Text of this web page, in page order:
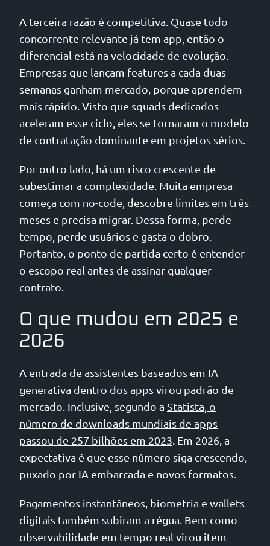
A terceira razão é competitiva. Quase todo
concorrente relevante já tem app, então o
diferencial está na velocidade de evolução.
Empresas que lançam features a cada duas
semanas ganham mercado, porque aprendem
mais rápido. Visto que squads dedicados
aceleram esse ciclo, eles se tornaram o modelo
de contratação dominante em projetos sérios.
Por outro lado, há um risco crescente de
subestimar a complexidade. Muita empresa
começa com no-code, descobre limites em três
meses e precisa migrar. Dessa forma, perde
tempo, perde usuários e gasta o dobro.
Portanto, o ponto de partida certo é entender
o escopo real antes de assinar qualquer
contrato.
O que mudou em 2025 e
2026
A entrada de assistentes baseados em IA
generativa dentro dos apps virou padrão de
mercado. Inclusive, segundo a Statista, o
número de downloads mundiais de apps
passou de 257 bilhões em 2023 . Em 2026, a
expectativa é que esse número siga crescendo,
puxado por IA embarcada e novos formatos.
Pagamentos instantâneos, biometria e wallets
digitais também subiram a régua. Bem como
observabilidade em tempo real virou item